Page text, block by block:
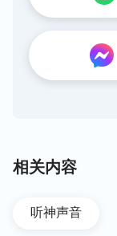
相关内容
听神声音